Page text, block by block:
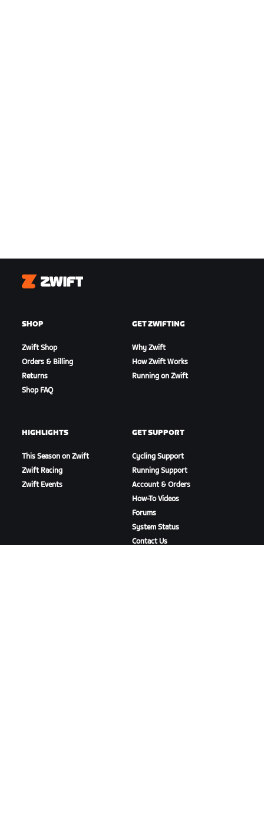
Zwift
SHOP
Zwift Shop
Orders & Billing
Returns
Shop FAQ
GET ZWIFTING
Why Zwift
How Zwift Works
Running on Zwift
HIGHLIGHTS
This Season on Zwift
Zwift Racing
Zwift Events
GET SUPPORT
Cycling Support
Running Support
Account & Orders
How-To Videos
Forums
System Status
Contact Us